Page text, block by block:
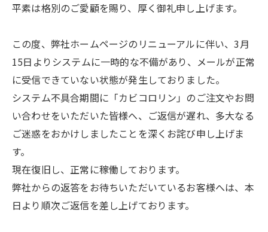
平素は格別のご愛顧を賜り、厚く御礼申し上げます。
この度、弊社ホームページのリニューアルに伴い、3月
15日よりシステムに一時的な不備があり、メールが正常
に受信できていない状態が発生しておりました。
システム不具合期間に「カビコロリン」のご注文やお問
い合わせをいただいた皆様へ、ご返信が遅れ、多大なる
ご迷惑をおかけしましたことを深くお詫び申し上げま
す。
現在復旧し、正常に稼働しております。
弊社からの返答をお待ちいただいているお客様へは、本
日より順次ご返信を差し上げております。